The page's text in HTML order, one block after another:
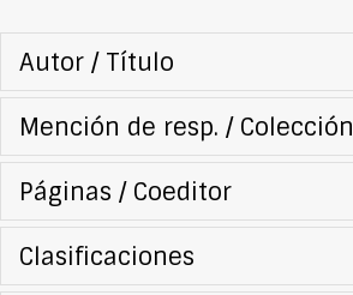
Autor / Título
Mención de resp. / Colección
Páginas / Coeditor
Clasificaciones